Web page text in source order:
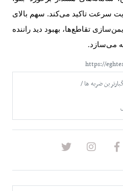
سرعت تاکید می‌کند. سهم بالای
تقاطع‌ها، بهبود دید راننده
می‌سازد.
ضربه ها